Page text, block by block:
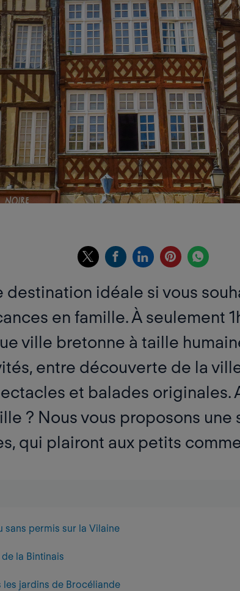
destination idéale si vous
en famille. À seulement
ville bretonne à taille
entre découverte de la
et balades originales.
? Nous vous proposons une
qui plairont aux petits
sans permis sur la Vilaine
la Bintinais
les jardins de Brocéliande